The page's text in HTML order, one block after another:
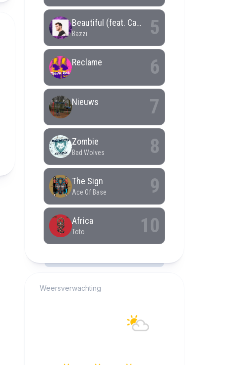
Weersverwachting